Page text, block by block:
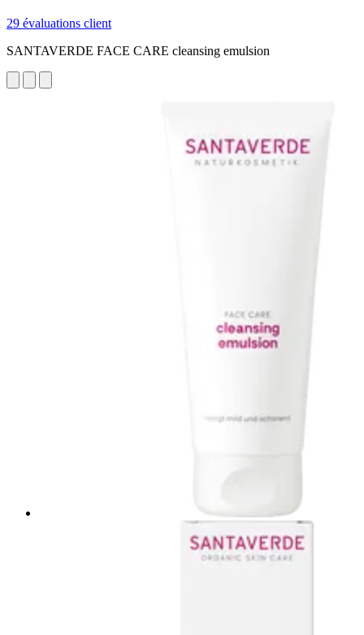
29 évaluations client
SANTAVERDE FACE CARE cleansing emulsion